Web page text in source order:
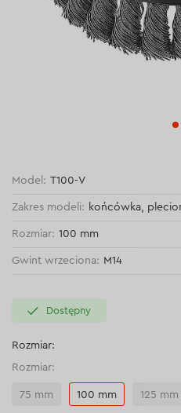
Model: Т100-V
Zakres modeli: końcówka,
Rozmiar: 100 mm
Gwint wrzeciona: М14
Dostępny
Rozmiar:
Rozmiar:
75 mm 100 mm 125 mm